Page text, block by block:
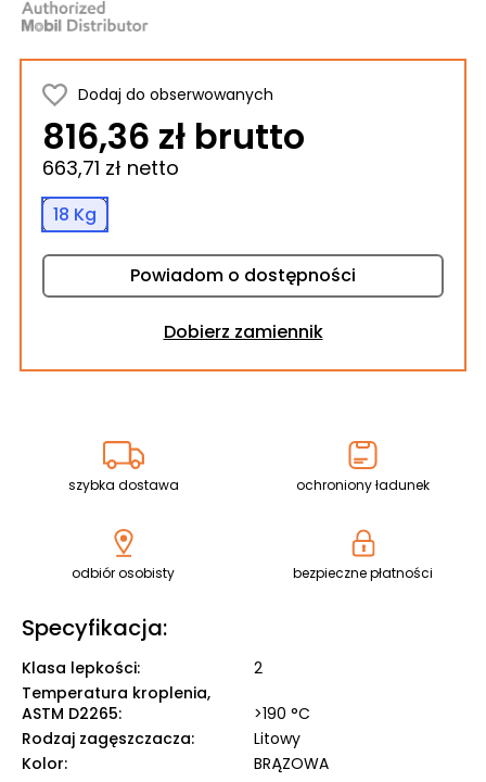
Dodaj do obserwowanych
816,36 zł brutto
663,71 zł netto
18 Kg
Powiadom o dostępności
Dobierz zamiennik
szybka dostawa ochroniony ładunek
odbiór osobisty bezpieczne płatności
Specyfikacja:
Klasa lepkości:
2
Temperatura kroplenia,
ASTM D2265:
>190 °C
Rodzaj zagęszczacza:
Litowy
Kolor:
BRĄZOWA